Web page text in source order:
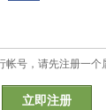
号，请先注册一个
立即注册